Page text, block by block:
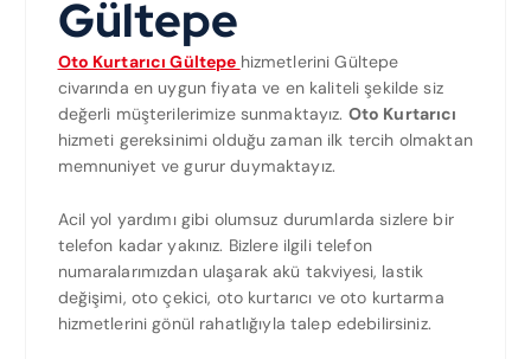
Gültepe
Oto Kurtarıcı Gültepe hizmetlerini Gültepe
civarında en uygun fiyata ve en kaliteli şekilde siz
değerli müşterilerimize sunmaktayız. Oto Kurtarıcı
hizmeti gereksinimi olduğu zaman ilk tercih olmaktan
memnuniyet ve gurur duymaktayız.
Acil yol yardımı gibi olumsuz durumlarda sizlere bir
telefon kadar yakınız. Bizlere ilgili telefon
numaralarımızdan ulaşarak akü takviyesi, lastik
değişimi, oto çekici, oto kurtarıcı ve oto kurtarma
hizmetlerini gönül rahatlığıyla talep edebilirsiniz.